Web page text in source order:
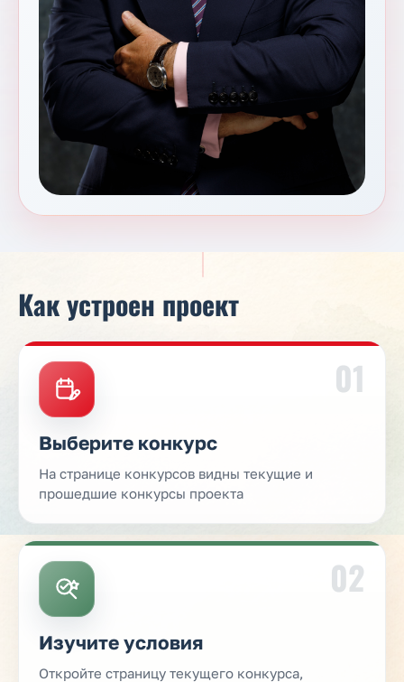
Как устроен проект
01
Выберите конкурс
На странице конкурсов видны текущие и
прошедшие конкурсы проекта
02
Изучите условия
Откройте страницу текущего конкурса,